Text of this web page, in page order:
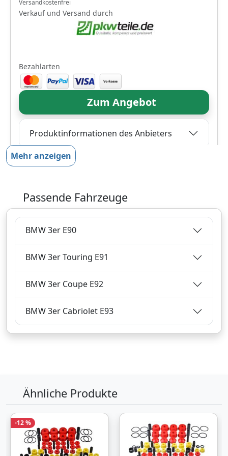
Versandkostenfrei
Verkauf und Versand durch
Bezahlarten
Zum Angebot
Produktinformationen des Anbieters
inklusive Mehrwertsteuer
Verkauf und Versand durch
Bezahlarten
Zum Angebot
Produktinformationen des Anbieters
inklusive Mehrwertsteuer
Verkauf und Versand durch
Mehr anzeigen
Passende Fahrzeuge
BMW 3er E90
BMW 3er Touring E91
BMW 3er Coupe E92
BMW 3er Cabriolet E93
Ähnliche Produkte
-12 %